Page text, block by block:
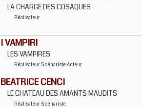
LA CHARGE DES COSAQUES
Réalisateur
I VAMPIRI
LES VAMPIRES
Réalisateur Scénariste Acteur
BEATRICE CENCI
LE CHATEAU DES AMANTS MAUDITS
Réalisateur Scénariste